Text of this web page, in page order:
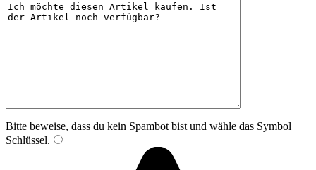
Bitte beweise, dass du kein Spambot bist und wähle das Symbol
Schlüssel.